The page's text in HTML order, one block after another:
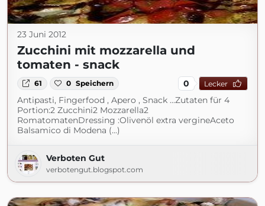
23 Juni 2012
Zucchini mit mozzarella und
tomaten - snack
61 0 Speichern 0 Lecker
Antipasti, Fingerfood , Apero , Snack ...Zutaten für 4
Portion:2 Zucchini2 Mozzarella2
RomatomatenDressing :Olivenöl extra vergineAceto
Balsamico di Modena (...)
Verboten Gut
verbotengut.blogspot.com